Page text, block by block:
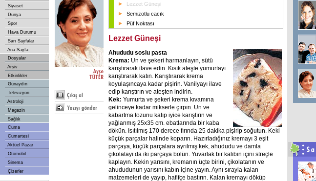
Siyaset
Dünya
Spor
Hava Durumu
Sarı Sayfalar
Ana Sayfa
Dosyalar
Arşiv
Etkinlikler
Günaydın
Televizyon
Astroloji
Magazin
Sağlık
Cuma
Cumartesi
Aktüel Pazar
Otomobil
Sinema
Çizerler
Lezzet Güneşi
Semizotlu cacık
Püf Noktası
Lezzet Güneşi
Ahududu soslu pasta
Krema: Un ve şekeri harmanlayın, sütü
karıştırarak ilave edin. Kısık ateşte yumurtayı
karıştırarak katın. Karıştırarak krema
koyulaşıncaya kadar pişirin. Vanilyayı ilave
edip karıştırın ve ateşten indirin.
Kek: Yumurta ve şekeri krema kıvamına
gelinceye kadar mikserle çırpın. Un ve
kabartma tozunu katıp iyice karıştırın ve
yağlanmış 25x35 cm. ebatlarında bir kaba
dökün. Isıtılmış 170 derece fırında 25 dakika pişirip soğutun. Keki
küçük parçalar halinde koparın. Hazırladığınız kremayı 3 eşit
parçaya, küçük parçalara ayrılmış kek, ahududu ve damla
çikolatayı da iki parçaya bölün. Yuvarlak bir kalıbın içini streçle
kaplayın. Kekin yarısını, kremanın üçte birini, çikolatanın ve
ahududunun yarısını kabın içine yayın. Aynı sırayla kalan
malzemeleri de yayıp, hafifçe bastırın. Kalan kremayı döküp